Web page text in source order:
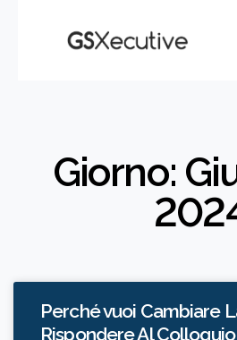
Giorno:
Perché vuoi Cambiare
Rispondere Al Colloquio